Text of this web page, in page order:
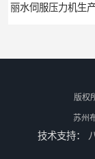
版权
苏州
技术支持：